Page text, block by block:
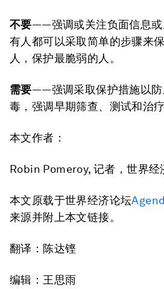
不要——强调或关注负面信息或
有人都可以采取简单的步骤来
人，保护最脆弱的人。
需要——强调采取保护措施以防
毒，强调早期筛查、测试和治疗
本文作者：
Robin Pomeroy, 记者，世界经
本文原载于世界经济论坛
来源并附上本文链接。
翻译：陈达铿
编辑：王思雨